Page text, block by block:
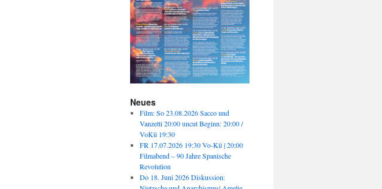
Neues
Film: So 23.08.2026 Sacco und
Vanzetti 20:00 uncut Beginn: 20:00 /
VoKü 19:30
FR 17.07.2026 19:30 Vo-Kü | 20:00
Filmabend – 90 Jahre Spanische
Revolution
Do 18. Juni 2026 Diskussion: